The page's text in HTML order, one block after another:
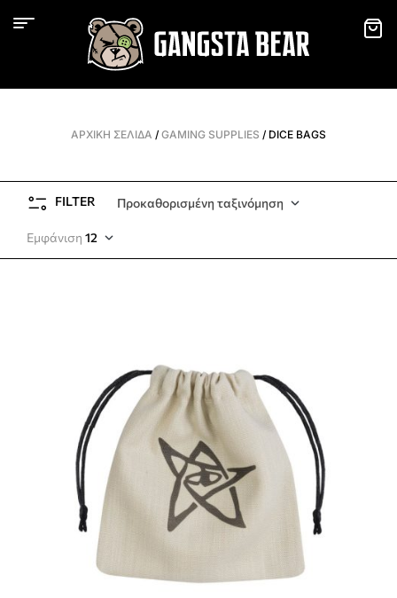
ΑΡΧΙΚΉ ΣΕΛΊΔΑ / GAMING SUPPLIES / DICE BAGS
FILTER Προκαθορισμένη ταξινόμηση
Εμφάνιση 12